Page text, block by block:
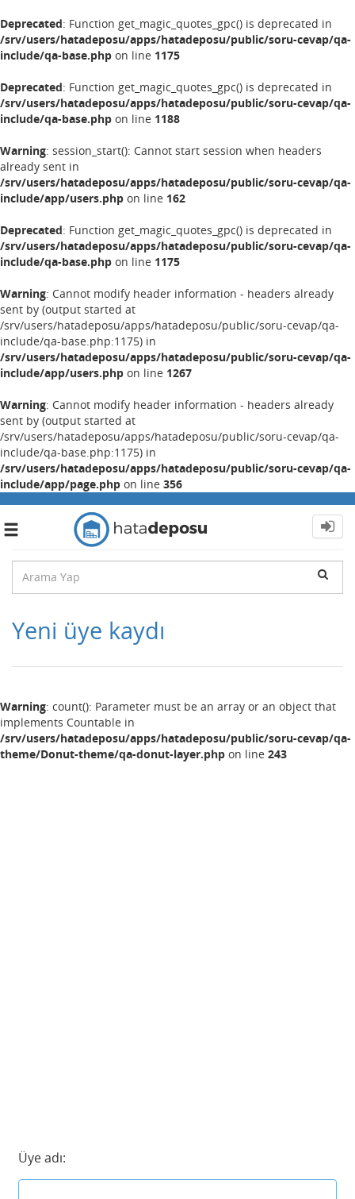
Deprecated: Function get_magic_quotes_gpc() is deprecated in
/srv/users/hatadeposu/apps/hatadeposu/public/soru-cevap/qa-
include/qa-base.php on line 1175
Deprecated: Function get_magic_quotes_gpc() is deprecated in
/srv/users/hatadeposu/apps/hatadeposu/public/soru-cevap/qa-
include/qa-base.php on line 1188
Warning: session_start(): Cannot start session when headers
already sent in
/srv/users/hatadeposu/apps/hatadeposu/public/soru-cevap/qa-
include/app/users.php on line 162
Deprecated: Function get_magic_quotes_gpc() is deprecated in
/srv/users/hatadeposu/apps/hatadeposu/public/soru-cevap/qa-
include/qa-base.php on line 1175
Warning: Cannot modify header information - headers already
sent by (output started at
/srv/users/hatadeposu/apps/hatadeposu/public/soru-cevap/qa-
include/qa-base.php:1175) in
/srv/users/hatadeposu/apps/hatadeposu/public/soru-cevap/qa-
include/app/users.php on line 1267
Warning: Cannot modify header information - headers already
sent by (output started at
/srv/users/hatadeposu/apps/hatadeposu/public/soru-cevap/qa-
include/qa-base.php:1175) in
/srv/users/hatadeposu/apps/hatadeposu/public/soru-cevap/qa-
include/app/page.php on line 356
Toggle
Yeni üye kaydı
Warning: count(): Parameter must be an array or an object that
implements Countable in
/srv/users/hatadeposu/apps/hatadeposu/public/soru-cevap/qa-
theme/Donut-theme/qa-donut-layer.php on line 243
Üye adı: